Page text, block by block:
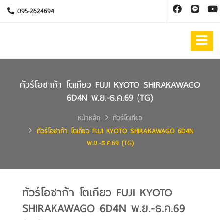
095-2624694
ทัวร์โอซาก้า โตเกียว FUJI KYOTO SHIRAKAWAGO
6D4N พ.ย.-ธ.ค.69 (TG)
หน้าหลัก
ทัวร์โตเกียว
ทัวร์โอซาก้า โตเกียว FUJI KYOTO SHIRAKAWAGO 6D4N
พ.ย.-ธ.ค.69 (TG)
ทัวร์โอซาก้า โตเกียว FUJI KYOTO
SHIRAKAWAGO 6D4N พ.ย.-ธ.ค.69